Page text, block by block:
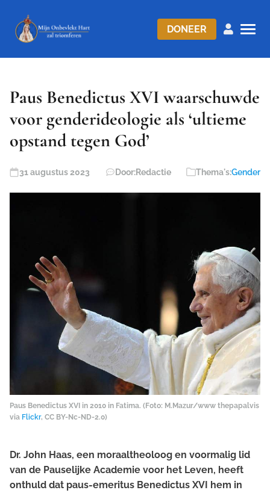
DONEER
Paus Benedictus XVI waarschuwde
voor genderideologie als ‘ultieme
opstand tegen God’
31 augustus 2023 Door:Redactie Thema's:Gender
Paus Benedictus XVI in 2010 in Fatima. (Foto: M.Mazur/www thepapalvis
via Flickr, CC BY-Nc-ND-2.0)
Dr. John Haas, een moraaltheoloog en voormalig lid
van de Pauselijke Academie voor het Leven, heeft
onthuld dat paus-emeritus Benedictus XVI hem in